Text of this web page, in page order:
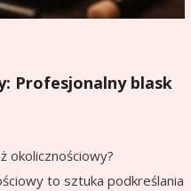
Profesjonalny blask
okolicznościowy?
to sztuka podkreślania